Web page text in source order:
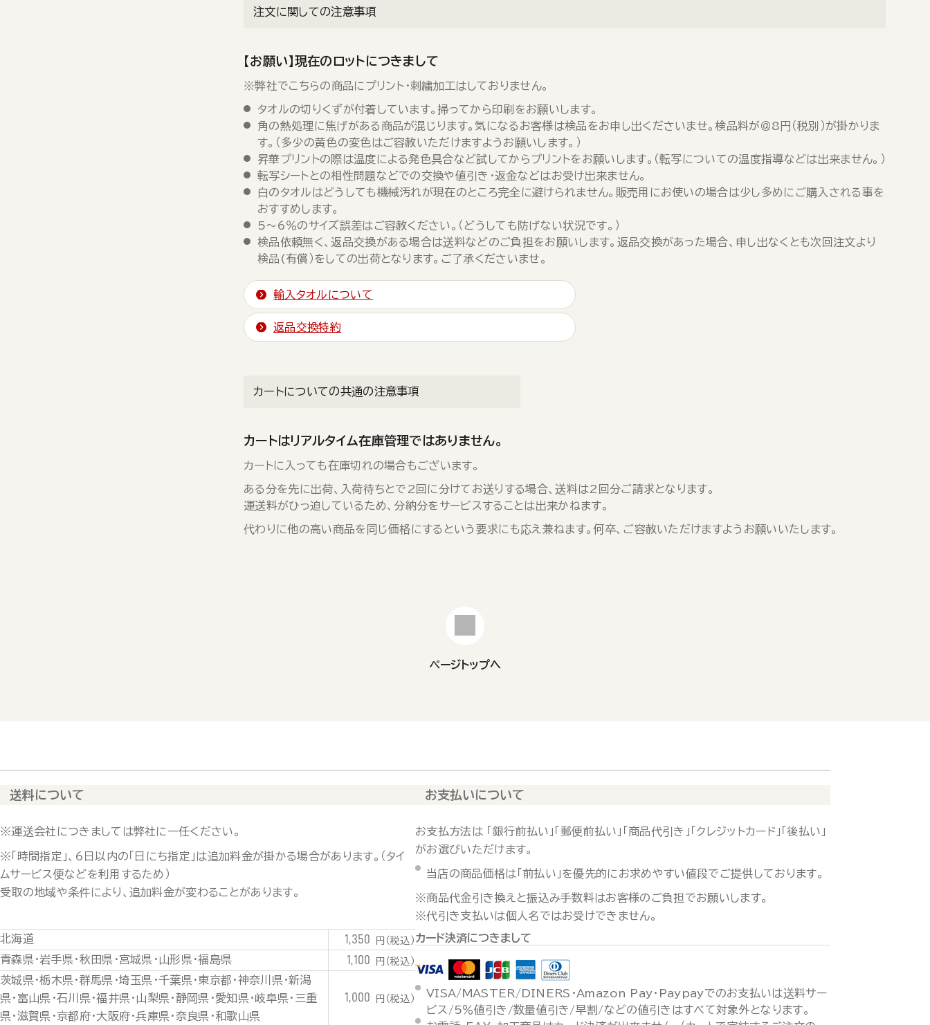
注文に関しての注意事項
【お願い】現在のロットにつきまして
※弊社でこちらの商品にプリント・刺繍加工はしておりません。
タオルの切りくずが付着しています。掃ってから印刷をお願いします。
角の熱処理に焦げがある商品が混じります。気になるお客様は検品をお申し出くださいませ。検品料が＠8円（税別）が掛かりま
す。（多少の黄色の変色はご容赦いただけますようお願いします。）
昇華プリントの際は温度による発色具合など試してからプリントをお願いします。（転写についての温度指導などは出来ません。）
転写シートとの相性問題などでの交換や値引き・返金などはお受け出来ません。
白のタオルはどうしても機械汚れが現在のところ完全に避けられません。販売用にお使いの場合は少し多めにご購入される事を
おすすめします。
5～6％のサイズ誤差はご容赦ください。（どうしても防げない状況です。）
検品依頼無く、返品交換がある場合は送料などのご負担をお願いします。返品交換があった場合、申し出なくとも次回注文より
検品(有償）をしての出荷となります。ご了承くださいませ。
輸入タオルについて
返品交換特約
カートについての共通の注意事項
カートはリアルタイム在庫管理ではありません。
カートに入っても在庫切れの場合もございます。
ある分を先に出荷、入荷待ちとで2回に分けてお送りする場合、送料は2回分ご請求となります。
運送料がひっ迫しているため、分納分をサービスすることは出来かねます。
代わりに他の高い商品を同じ価格にするという要求にも応え兼ねます。何卒、ご容赦いただけますようお願いいたします。
ページトップへ
送料について
※運送会社につきましては弊社に一任ください。
※「時間指定」、6日以内の「日にち指定」は追加料金が掛かる場合があります。（タイ
ムサービス便などを利用するため）
受取の地域や条件により、追加料金が変わることがあります。
北海道 1,350 円（税込）
青森県・岩手県・秋田県・宮城県・山形県・福島県 1,100 円（税込）
茨城県・栃木県・群馬県・埼玉県・千葉県・東京都・神奈川県・新潟
県・富山県・石川県・福井県・山梨県・静岡県・愛知県・岐阜県・三重
県・滋賀県・京都府・大阪府・兵庫県・奈良県・和歌山県
1,000 円（税込）
お支払いについて
お支払方法は 「銀行前払い」「郵便前払い」「商品代引き」「クレジットカード」「後払い」
がお選びいただけます。
当店の商品価格は「前払い」を優先的にお求めやすい値段でご提供しております。
※商品代金引き換えと振込み手数料はお客様のご負担でお願いします。
※代引き支払いは個人名ではお受けできません。
カード決済につきまして
VISA/MASTER/DINERS・Amazon Pay・Paypayでのお支払いは送料サー
ビス/5％値引き/数量値引き/早割/などの値引きはすべて対象外となります。